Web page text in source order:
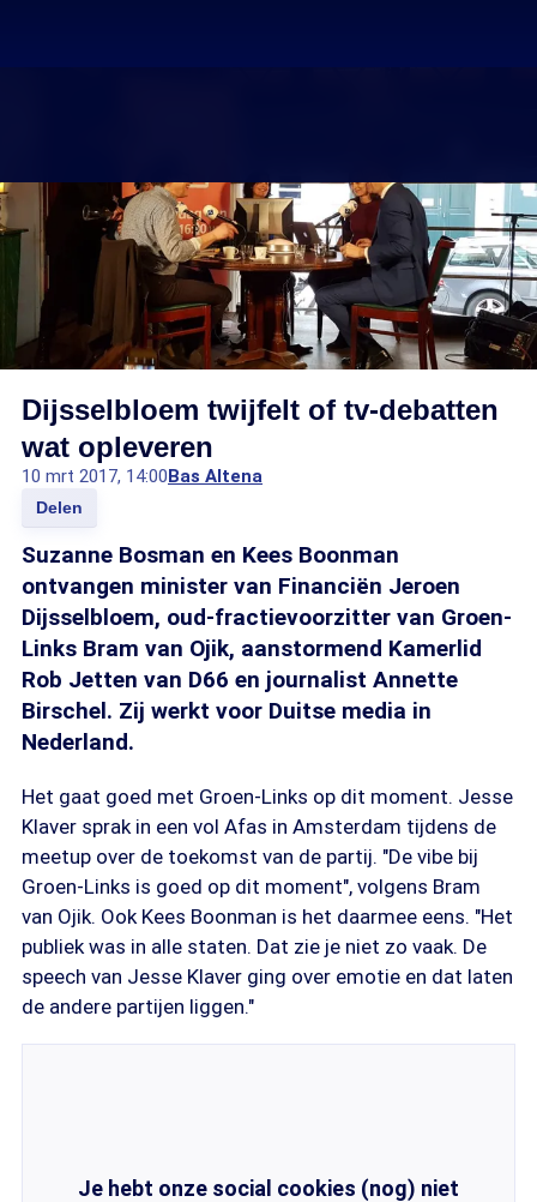
Dijsselbloem twijfelt of tv-debatten
wat opleveren
10 mrt 2017, 14:00Bas Altena
Delen
Suzanne Bosman en Kees Boonman
ontvangen minister van Financiën Jeroen
Dijsselbloem, oud-fractievoorzitter van Groen-
Links Bram van Ojik, aanstormend Kamerlid
Rob Jetten van D66 en journalist Annette
Birschel. Zij werkt voor Duitse media in
Nederland.
Het gaat goed met Groen-Links op dit moment. Jesse
Klaver sprak in een vol Afas in Amsterdam tijdens de
meetup over de toekomst van de partij. "De vibe bij
Groen-Links is goed op dit moment", volgens Bram
van Ojik. Ook Kees Boonman is het daarmee eens. "Het
publiek was in alle staten. Dat zie je niet zo vaak. De
speech van Jesse Klaver ging over emotie en dat laten
de andere partijen liggen."
Je hebt onze social cookies (nog) niet